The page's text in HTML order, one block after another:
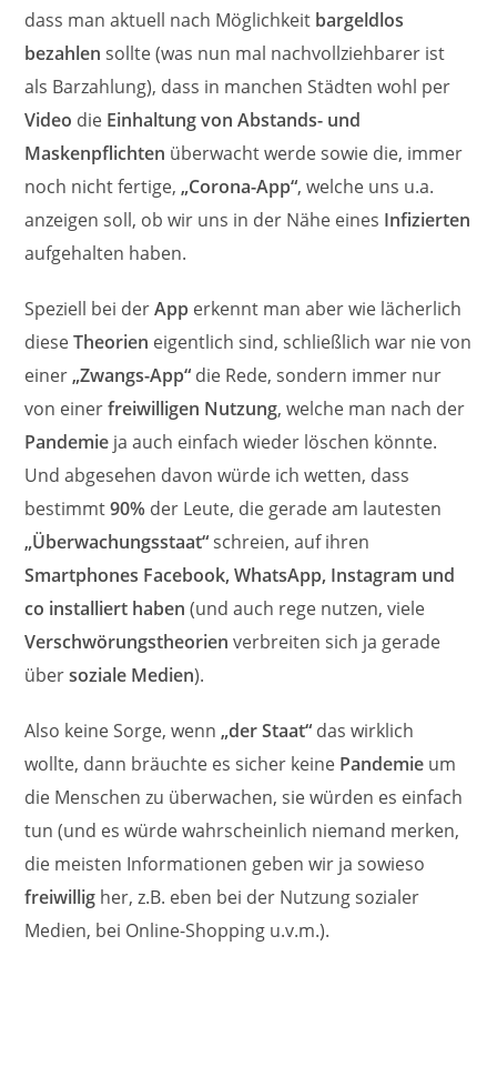
dass man aktuell nach Möglichkeit bargeldlos
bezahlen sollte (was nun mal nachvollziehbarer ist
als Barzahlung), dass in manchen Städten wohl per
Video die Einhaltung von Abstands- und
Maskenpflichten überwacht werde sowie die, immer
noch nicht fertige,„Corona-App“, welche uns u.a.
anzeigen soll, ob wir uns in der Nähe eines Infizierten
aufgehalten haben.
Speziell bei derApp erkennt man aber wie lächerlich
dieseTheorien eigentlich sind, schließlich war nie von
einer„Zwangs-App“ die Rede, sondern immer nur
von einerfreiwilligen Nutzung, welche man nach der
Pandemie ja auch einfach wieder löschen könnte.
Und abgesehen davon würde ich wetten, dass
bestimmt90% der Leute, die gerade am lautesten
„Überwachungsstaat“schreien, auf ihren
Smartphones Facebook, WhatsApp, Instagram und
co installiert haben (und auch rege nutzen, viele
Verschwörungstheorien verbreiten sich ja gerade
übersoziale Medien).
Also keine Sorge, wenn„der Staat“ das wirklich
wollte, dann bräuchte es sicher keine Pandemie um
die Menschen zu überwachen, sie würden es einfach
tun (und es würde wahrscheinlich niemand merken,
die meisten Informationen geben wir ja sowieso
freiwillig her, z.B. eben bei der Nutzung sozialer
Medien, bei Online-Shopping u.v.m.).